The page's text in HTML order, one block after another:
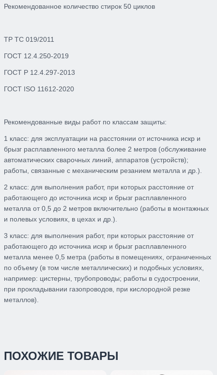
Рекомендованное количество стирок 50 циклов
ТР ТС 019/2011
ГОСТ 12.4.250-2019
ГОСТ Р 12.4.297-2013
ГОСТ ISO 11612-2020
Рекомендованные виды работ по классам защиты:
1 класс: для эксплуатации на расстоянии от источника искр и
брызг расплавленного металла более 2 метров (обслуживание
автоматических сварочных линий, аппаратов (устройств);
работы, связанные с механическим резанием металла и др.).
2 класс: для выполнения работ, при которых расстояние от
работающего до источника искр и брызг расплавленного
металла от 0,5 до 2 метров включительно (работы в монтажных
и полевых условиях, в цехах и др.).
3 класс: для выполнения работ, при которых расстояние от
работающего до источника искр и брызг расплавленного
металла менее 0,5 метра (работы в помещениях, ограниченных
по объему (в том числе металлических) и подобных условиях,
например: цистерны, трубопроводы; работы в судостроении,
при прокладывании газопроводов, при кислородной резке
металлов).
ПОХОЖИЕ ТОВАРЫ